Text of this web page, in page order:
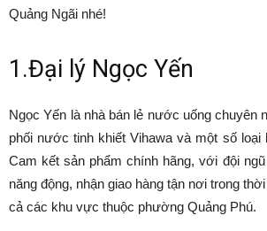
Quảng Ngãi nhé!
1.Đại lý Ngọc Yến
Ngọc Yến là nhà bán lẻ nước uống chuyên
phối nước tinh khiết Vihawa và một số loại
Cam kết sản phẩm chính hãng, với đội
năng động, nhận giao hàng tận nơi trong
cả các khu vực thuộc phường Quảng Phú.